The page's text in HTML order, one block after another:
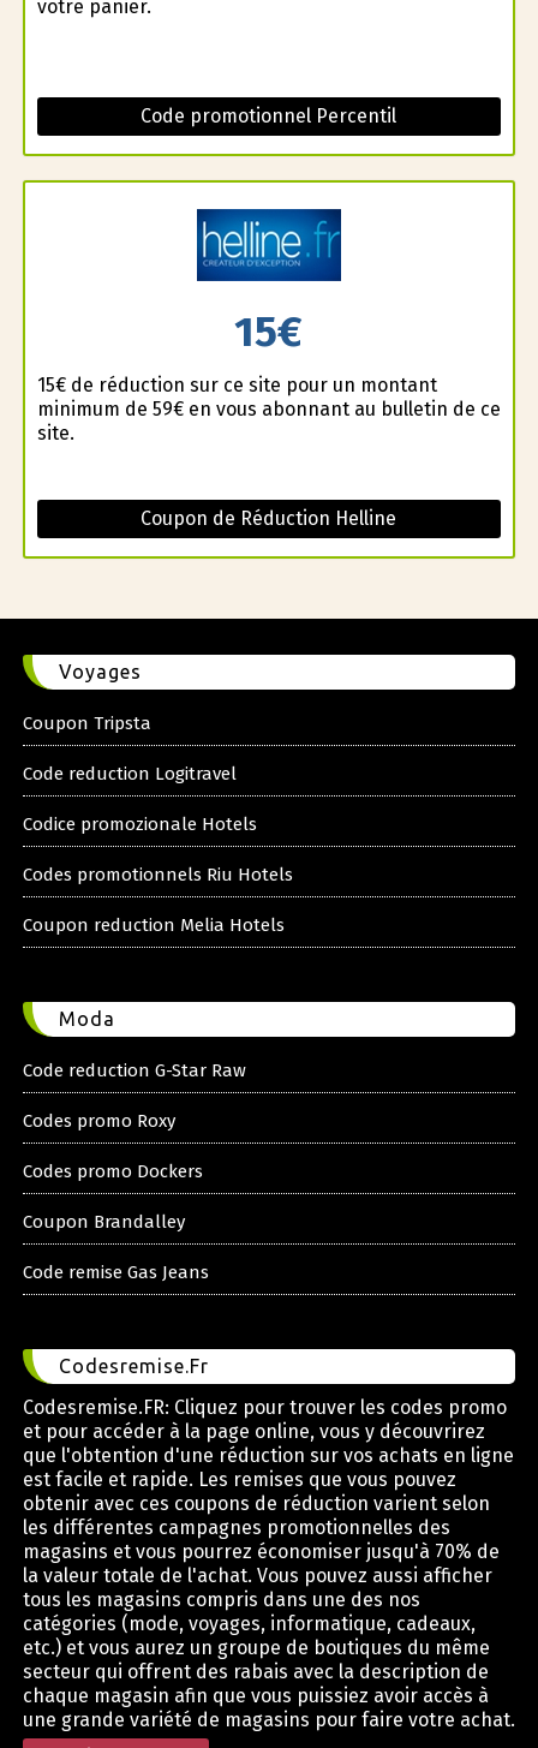
votre panier.
Code promotionnel Percentil
15€
15€ de réduction sur ce site pour un montant
minimum de 59€ en vous abonnant au bulletin de ce
site.
Coupon de Réduction Helline
Voyages
Coupon Tripsta
Code reduction Logitravel
Codice promozionale Hotels
Codes promotionnels Riu Hotels
Coupon reduction Melia Hotels
Moda
Code reduction G-Star Raw
Codes promo Roxy
Codes promo Dockers
Coupon Brandalley
Code remise Gas Jeans
Codesremise.Fr
Codesremise.FR: Cliquez pour trouver les codes promo
et pour accéder à la page online, vous y découvrirez
que l'obtention d'une réduction sur vos achats en ligne
est facile et rapide. Les remises que vous pouvez
obtenir avec ces coupons de réduction varient selon
les différentes campagnes promotionnelles des
magasins et vous pourrez économiser jusqu'à 70% de
la valeur totale de l'achat. Vous pouvez aussi afficher
tous les magasins compris dans une des nos
catégories (mode, voyages, informatique, cadeaux,
etc.) et vous aurez un groupe de boutiques du même
secteur qui offrent des rabais avec la description de
chaque magasin afin que vous puissiez avoir accès à
une grande variété de magasins pour faire votre achat.